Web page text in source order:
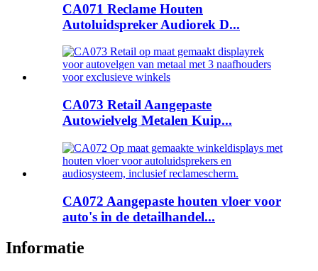
CA071 Reclame Houten
Autoluidspreker Audiorek D...
CA073 Retail Aangepaste
Autowielvelg Metalen Kuip...
CA072 Aangepaste houten vloer voor
auto's in de detailhandel...
Informatie